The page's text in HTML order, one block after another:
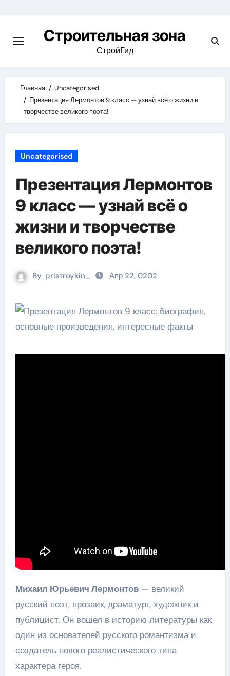
content
Строительная зона
СтройГид
Главная
Uncategorised
Презентация Лермонтов 9 класс — узнай всё о жизни и
творчестве великого поэта!
Uncategorised
Презентация Лермонтов
9 класс — узнай всё о
жизни и творчестве
великого поэта!
By pristroykin_ Апр 22, 0202
Михаил Юрьевич Лермонтов— великий
русский поэт, прозаик, драматург, художник и
публицист. Он вошел в историю литературы как
один из основателей русского романтизма и
создатель нового реалистического типа
характера героя.